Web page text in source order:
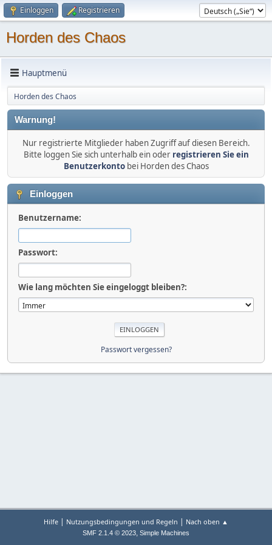
Einloggen Registrieren
Horden des Chaos
Hauptmenü
Horden des Chaos
Warnung!
Nur registrierte Mitglieder haben Zugriff auf diesen Bereich.
Bitte loggen Sie sich unterhalb ein oder registrieren Sie ein
Benutzerkontobei Horden des Chaos
Einloggen
Benutzername:
Passwort:
Wie lang möchten Sie eingeloggt bleiben?:
Passwort vergessen?
Hilfe | Nutzungsbedingungen und Regeln | Nach oben ▲
SMF 2.1.4 © 2023, Simple Machines